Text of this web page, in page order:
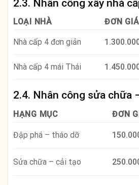
2.3. Nhân công xây nhà
LOẠI NHÀ ĐƠN GIÁ
Nhà cấp 4 đơn giản
Nhà cấp 4 mái Thái
2.4. Nhân công sửa chữa
HẠNG MỤC ĐƠN
Đập phá – tháo dỡ
Sửa chữa – cải tạo